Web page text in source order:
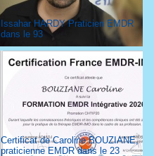
Issahar HARDY Praticien EMDR
dans le 93
Certificat de Caroline BOUZIANE,
praticienne EMDR dans le 23